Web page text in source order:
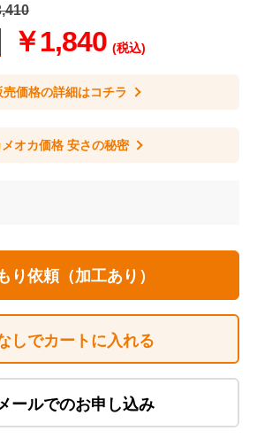
￥1,840 (税込)
売価格の詳細はコチラ
メオカ価格 安さの秘密
り依頼（加工あり）
しでカートに入れる
ールでのお申し込み